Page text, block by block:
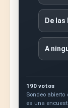
De
A
190 votos
Sondeo
es una